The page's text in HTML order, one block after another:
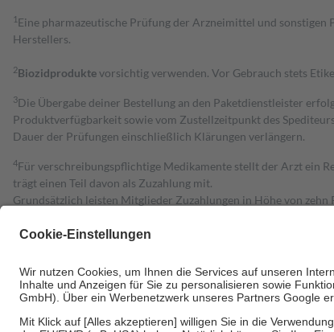
1 Eine pharmazeutische Prüfung der Arzneimittel und
Herstellers.
2Biozidproduktevorsichtig verwenden. Vor Gebrauch stets
3Die Übergabe deiner Bestellung an den Paketdienstleister
Produktverfügbarkeit sowie vom Zustellzeitpunkt des
Dauer der Prüfungen einschließlich Klärungen verlängern.
4Für verschreibungspflichtige Medikamente stellt der Arzt ein
trägt einen Teil davon als Zuzahlung mit.
Grundsätzlich leisten Mitglieder Zuzahlungen in Höhe von zehn
Diese Regeln gelten grundsätzlich auch für Online-Apotheken.
Um das Engagement der Versicherten für ihre eigene
• Kindern und Jugendlichen bis zum vollendeten 18.
• Untersuchungen zur Vorsorge und Früherkennung, die von
• empfohlenen Schutzimpfungen